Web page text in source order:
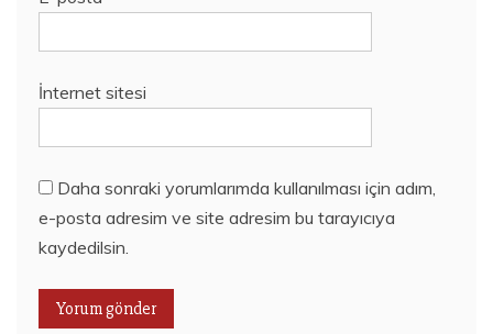
İnternet sitesi
Daha sonraki yorumlarımda kullanılması için adım,
e-posta adresim ve site adresim bu tarayıcıya
kaydedilsin.